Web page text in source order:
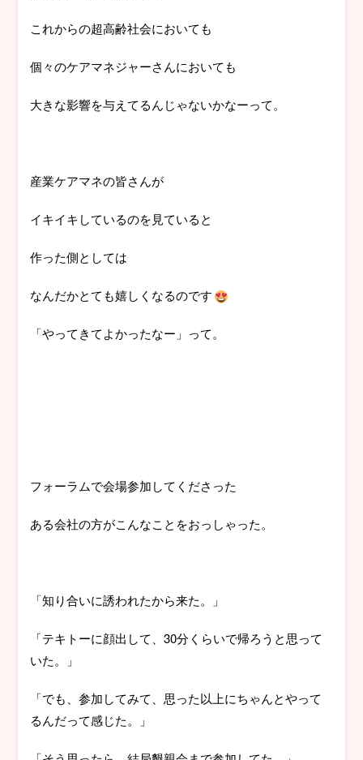
これからの超高齢社会においても
個々のケアマネジャーさんにおいても
大きな影響を与えてるんじゃないかなーって。
産業ケアマネの皆さんが
イキイキしているのを見ていると
作った側としては
なんだかとても嬉しくなるのです
「やってきてよかったなー」って。
フォーラムで会場参加してくださった
ある会社の方がこんなことをおっしゃった。
「知り合いに誘われたから来た。」
「テキトーに顔出して、30分くらいで帰ろうと思って
いた。」
「でも、参加してみて、思った以上にちゃんとやって
るんだって感じた。」